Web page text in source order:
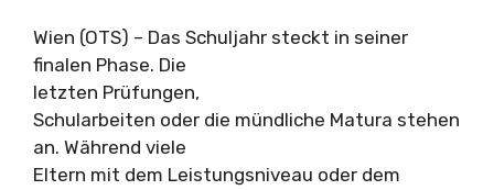
Wien (OTS) – Das Schuljahr steckt in seiner
finalen Phase. Die
letzten Prüfungen,
Schularbeiten oder die mündliche Matura stehen
an. Während viele
Eltern mit dem Leistungsniveau oder dem